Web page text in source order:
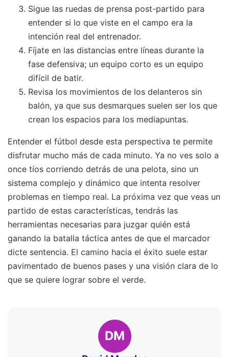
Sigue las ruedas de prensa post-partido para
entender si lo que viste en el campo era la
intención real del entrenador.
Fíjate en las distancias entre líneas durante la
fase defensiva; un equipo corto es un equipo
difícil de batir.
Revisa los movimientos de los delanteros sin
balón, ya que sus desmarques suelen ser los que
crean los espacios para los mediapuntas.
Entender el fútbol desde esta perspectiva te permite
disfrutar mucho más de cada minuto. Ya no ves solo a
once tíos corriendo detrás de una pelota, sino un
sistema complejo y dinámico que intenta resolver
problemas en tiempo real. La próxima vez que veas un
partido de estas características, tendrás las
herramientas necesarias para juzgar quién está
ganando la batalla táctica antes de que el marcador
dicte sentencia. El camino hacia el éxito suele estar
pavimentado de buenos pases y una visión clara de lo
que se quiere lograr sobre el verde.
DM